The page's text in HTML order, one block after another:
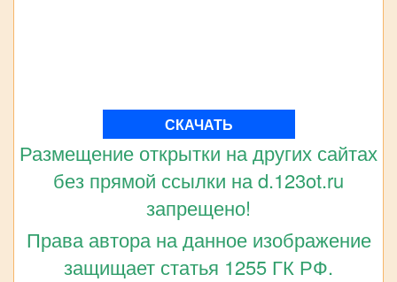
СКАЧАТЬ
Размещение открытки на других сайтах
без прямой ссылки на d.123ot.ru
запрещено!
Права автора на данное изображение
защищает статья 1255 ГК РФ.